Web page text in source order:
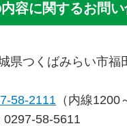
容に関するお問
県つくばみらい市福
58-2111 （内線1200
0297-58-5611